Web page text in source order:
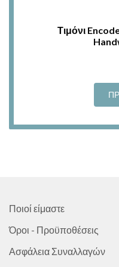
Τιμόνι
Ποιοί είμαστε
Όροι - Προϋποθέσεις
Ασφάλεια Συναλλαγών